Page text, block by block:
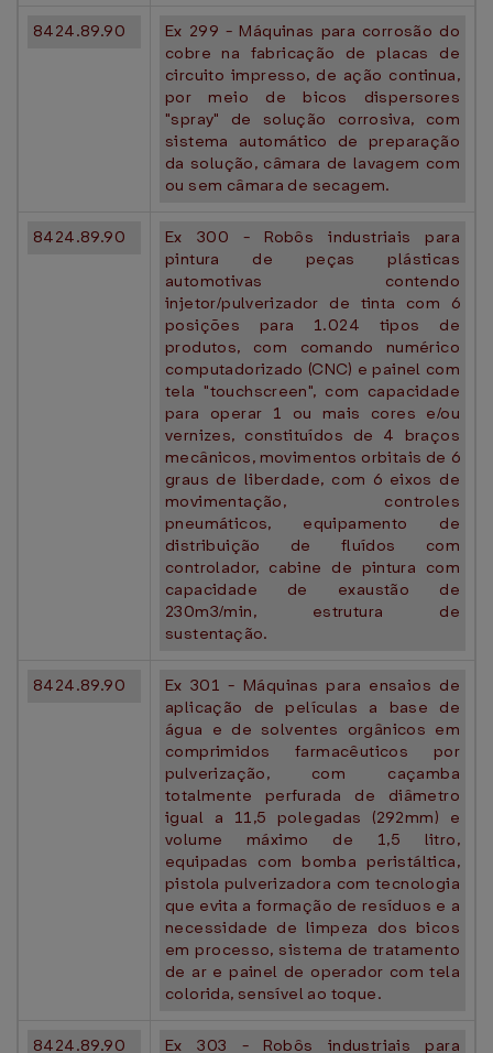
8424.89.90
Ex 299 - Máquinas para corrosão do
cobre na fabricação de placas de
circuito impresso, de ação continua,
por meio de bicos dispersores
"spray" de solução corrosiva, com
sistema automático de preparação
da solução, câmara de lavagem com
ou sem câmara de secagem.
8424.89.90
Ex 300 - Robôs industriais para
pintura de peças plásticas
automotivas contendo
injetor/pulverizador de tinta com 6
posições para 1.024 tipos de
produtos, com comando numérico
computadorizado (CNC) e painel com
tela "touchscreen", com capacidade
para operar 1 ou mais cores e/ou
vernizes, constituídos de 4 braços
mecânicos, movimentos orbitais de 6
graus de liberdade, com 6 eixos de
movimentação, controles
pneumáticos, equipamento de
distribuição de fluídos com
controlador, cabine de pintura com
capacidade de exaustão de
230m3/min, estrutura de
sustentação.
8424.89.90
Ex 301 - Máquinas para ensaios de
aplicação de películas a base de
água e de solventes orgânicos em
comprimidos farmacêuticos por
pulverização, com caçamba
totalmente perfurada de diâmetro
igual a 11,5 polegadas (292mm) e
volume máximo de 1,5 litro,
equipadas com bomba peristáltica,
pistola pulverizadora com tecnologia
que evita a formação de resíduos e a
necessidade de limpeza dos bicos
em processo, sistema de tratamento
de ar e painel de operador com tela
colorida, sensível ao toque.
8424.89.90
Ex 303 - Robôs industriais para